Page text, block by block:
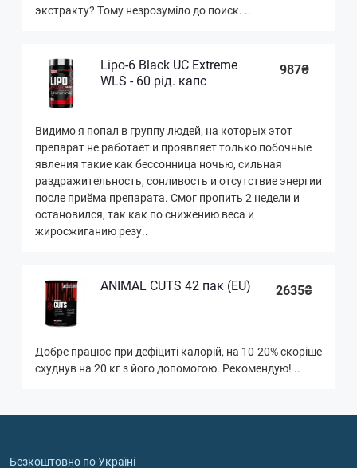
экстракту? Тому незрозумiло до поиск. ..
Lipo-6 Black UC Extreme
WLS - 60 рід. капс
987₴
Видимо я попал в группу людей, на которых этот
препарат не работает и проявляет только побочные
явления такие как бессонница ночью, сильная
раздражительность, сонливость и отсутствие энергии
после приёма препарата. Смог пропить 2 недели и
остановился, так как по снижению веса и
жиросжиганию резу..
ANIMAL CUTS 42 пак (EU) 2635₴
Добре працює при дефіциті калорій, на 10-20% скоріше
схуднув на 20 кг з його допомогою. Рекомендую! ..
Безкоштовно по Україні